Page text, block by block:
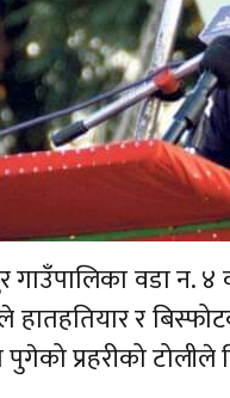
गाउँपालिका वडा न.
हातहतियार र
प्रहरीको टोलीले